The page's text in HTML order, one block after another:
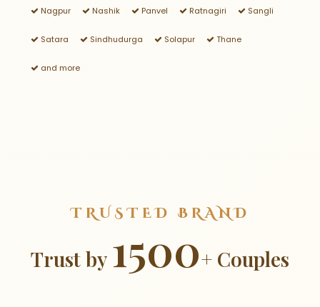
Nagpur Nashik Panvel Ratnagiri Sangli
Satara Sindhudurga Solapur Thane
and more
TRUSTED BRAND
Trust by 1500+ Couples